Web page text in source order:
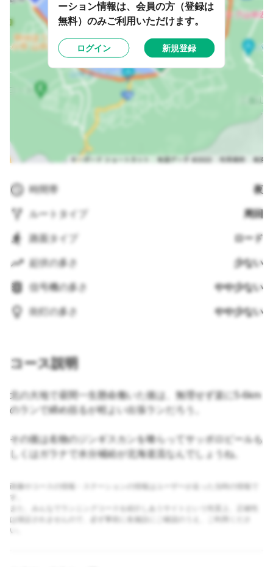
時間帯 夜
ルートタイプ 周回
路面タイプ ロード
起伏の多さ 少ない
信号機の多さ やや少ない
街灯の多さ やや少ない
コース説明
北の大地で昼間一生懸命働いた後は、無理せず楽に5-6km
のランで締め括るが程よい出張ランだろう。
その後は名物のジンギスカンを喰らってサッポロビールも
しくはガラナで水分補給が北海道流なんでしょうね。
画像やコースの情報・ステーションの情報はユーザーが走った当時の情報で
す。
また、みんなでランニングコースを紹介しあうサイトという性質上、正確性
は保証されませんので、必ず事前に各施設にご確認のうえ、ご利用くださ
い。
ーション情報は、会員の方（登録は
無料）のみご利用いただけます。
ログイン 新規登録